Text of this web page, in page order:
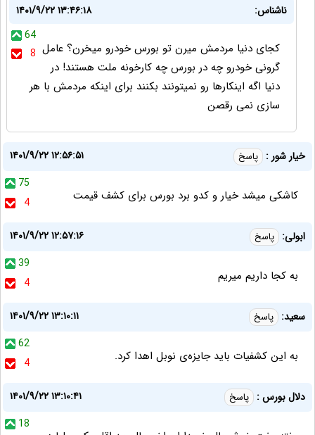
ناشناس:
۱۴۰۱/۹/۲۲ ۱۳:۴۶:۱۸
64
8 کجای دنیا مردمش میرن تو بورس خودرو میخرن؟ عامل
گرونی خودرو چه در بورس چه کارخونه ملت هستند! در
دنیا اگه اینکارها رو نمیتونند بکنند برای اینکه مردمش با هر
سازی نمی رقصن
خیار شور : پاسخ
۱۴۰۱/۹/۲۲ ۱۲:۵۶:۵۱
75
4
کاشکی میشد خیار و کدو برد بورس برای کشف قیمت
ابولی: پاسخ
۱۴۰۱/۹/۲۲ ۱۲:۵۷:۱۶
39
4
به کجا داریم میریم
سعید: پاسخ
۱۴۰۱/۹/۲۲ ۱۳:۱۰:۱۱
62
4
به این کشفیات باید جایزه‌ی نوبل اهدا کرد.
دلال بورس : پاسخ
۱۴۰۱/۹/۲۲ ۱۳:۱۰:۴۱
18